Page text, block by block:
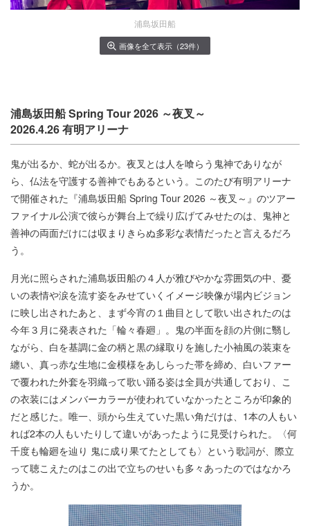
浦島坂田船
画像を全て表示（23件）
浦島坂田船 Spring Tour 2026 ～夜叉～
2026.4.26 有明アリーナ
鬼が出るか、蛇が出るか。夜叉とは人を喰らう鬼神でありなが
ら、仏法を守護する善神でもあるという。このたび有明アリーナ
で開催された『浦島坂田船 Spring Tour 2026 ～夜叉～』のツアー
ファイナル公演で彼らが舞台上で繰り広げてみせたのは、鬼神と
善神の両面だけには収まりきらぬ多彩な表情だったと言えるだろ
う。
月光に照らされた浦島坂田船の４人が雅びやかな雰囲気の中、憂
いの表情や涙を流す姿をみせていくイメージ映像が場内ビジョン
に映し出されたあと、まず今宵の１曲目として歌い出されたのは
今年３月に発表された「輪々春廻」。鬼の半面を顔の片側に翳し
ながら、白を基調に金の柄と黒の縁取りを施した小袖風の装束を
纏い、真っ赤な生地に金模様をあしらった帯を締め、白いファー
で覆われた外套を羽織って歌い踊る姿は全員が共通しており、こ
の衣装にはメンバーカラーが使われていなかったところが印象的
だと感じた。唯一、頭から生えていた黒い角だけは、1本の人もい
れば2本の人もいたりして違いがあったように見受けられた。〈何
千度も輪廻を辿り 鬼に成り果てたとしても〉という歌詞が、際立
って聴こえたのはこの出で立ちのせいも多々あったのではなかろ
うか。